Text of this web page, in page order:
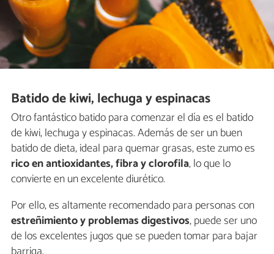
Batido de kiwi, lechuga y espinacas
Otro fantástico batido para comenzar el día es el batido
de kiwi, lechuga y espinacas. Además de ser un buen
batido de dieta, ideal para quemar grasas, este zumo es
rico en antioxidantes, fibra y clorofila, lo que lo
convierte en un excelente diurético.
Por ello, es altamente recomendado para personas con
estreñimiento y problemas digestivos, puede ser uno
de los excelentes jugos que se pueden tomar para bajar